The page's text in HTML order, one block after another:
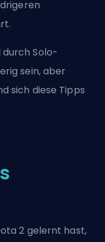
Solo-
sein, aber
sich diese Tipps
2 gelernt hast,